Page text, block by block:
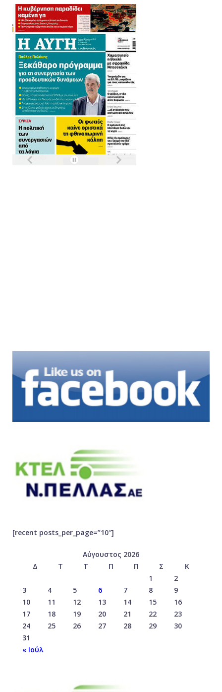
[recent posts_per_page=”10″]
Αύγουστος 2026
Δ
Τ Τ Π Π Σ
Κ
1
2
3
4 5 6 7 8
9
10
11 12 13 14 15
16
17
18 19 20 21 22
23
24
25 26 27 28 29
30
31
« Ιούλ